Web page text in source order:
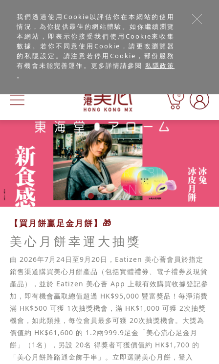
我們透過使用Cookie以評估你在本網站的使用
情況，為你提供最佳的網站體驗。如你繼續瀏覽
本網站，即表示你接受我們使用Cookie來收集
數據。若你不同意使用Cookie，請更改瀏覽器
的私隱設定。請注意若停用Cookie，部份服務
有機會未能完善運作。更多詳情請參閱 私隱政策
。
0
【買月餅贏足金月餅】🎁
美心月餅幸運大抽獎
由 2026年7月24日至9月20日，Eatizen 美心薈會員於指定
銷售渠道購買美心月餅產品（包括實體禮券、電子禮券及現貨
產品），並於 Eatizen 美心薈 App 上載有效購買收據登記參
加，即有機會贏取總值超過 HK$95,000 豐富獎品！每淨消費
滿 HK$500 可獲 1次抽獎機會，滿 HK$1,000 可獲 2次抽獎
機會，如此類推，每位會員最多可獲 20次抽獎機會。大獎為
價值約 HK$61,600 的 1.2兩999.9足金「美心流心足金月
餅」（1名），另設 20名 得獎者可獲價值約 HK$1,700 的
「美心月餅路路通金飾手串」。立即選購美心月餅，登入